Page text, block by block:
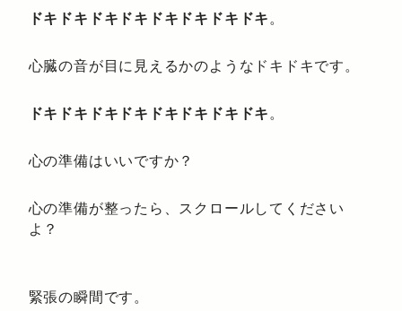
ドキドキドキドキドキドキドキドキ。
心臓の音が目に見えるかのようなドキドキです。
ドキドキドキドキドキドキドキドキ。
心の準備はいいですか？
心の準備が整ったら、スクロールしてください
よ？
緊張の瞬間です。